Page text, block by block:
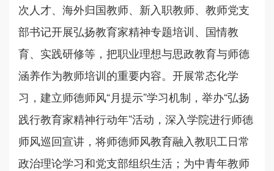
次人才、海外归国教师、新入职教师、教师党支
部书记开展弘扬教育家精神专题培训、国情教
育、实践研修等，把职业理想与思政教育与师德
涵养作为教师培训的重要内容。开展常态化学
习，建立师德师风“月提示”学习机制，举办“弘扬
践行教育家精神行动年”活动，深入学院进行师德
师风巡回宣讲，将师德师风教育融入教职工日常
政治理论学习和党支部组织生活；为中青年教师